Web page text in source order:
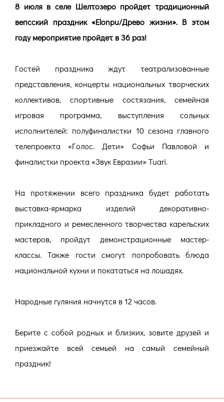
8 июля в селе Шелтозеро пройдет традиционный
вепсский праздник «Elonpu/Древо жизни». В этом
году мероприятие пройдет в 36 раз!
Гостей праздника ждут театрализованные
представления, концерты национальных творческих
коллективов, спортивные состязания, семейная
игровая программа, выступления сольных
исполнителей: полуфиналистки 10 сезона главного
телепроекта «Голос. Дети» Софьи Павловой и
финалистки проекта «Звук Евразии» Tuari.
На протяжении всего праздника будет работать
выставка-ярмарка изделий декоративно-
прикладного и ремесленного творчества карельских
мастеров, пройдут демонстрационные мастер-
классы. Также гости смогут попробовать блюда
национальной кухни и покататься на лошадях.
Народные гуляния начнутся в 12 часов.
Берите с собой родных и близких, зовите друзей и
приезжайте всей семьей на самый семейный
праздник!